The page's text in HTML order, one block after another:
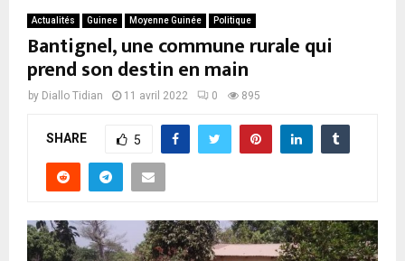
M
A
M
Actualités Guinee Moyenne Guinée Politique
Bantignel, une commune rurale qui
prend son destin en main
by Diallo Tidian 11 avril 2022 0 895
SHARE 5